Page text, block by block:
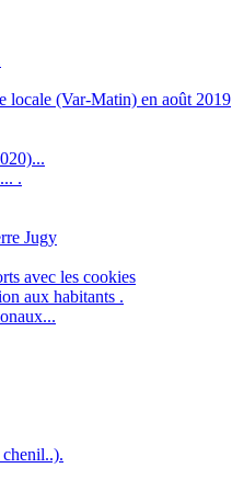
locale (Var-Matin) en août 2019
.
Jugy
avec les cookies
aux habitants .